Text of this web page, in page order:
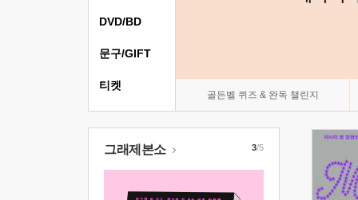
골든벨 퀴즈 & 완독 챌린지
DVD/BD
문구/GIFT
티켓
그래제본소 3/5